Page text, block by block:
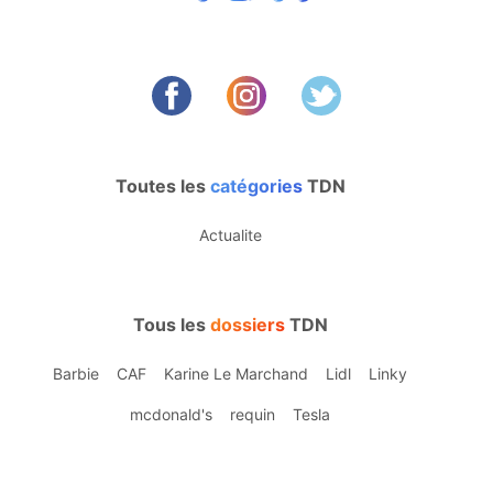
Toutes les catégoriesTDN
Actualite
Tous les dossiersTDN
Barbie CAF Karine Le Marchand Lidl Linky
mcdonald's requin Tesla